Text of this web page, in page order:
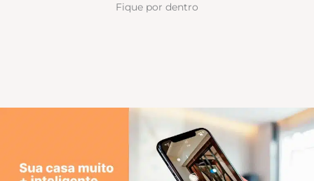
Fique por dentro